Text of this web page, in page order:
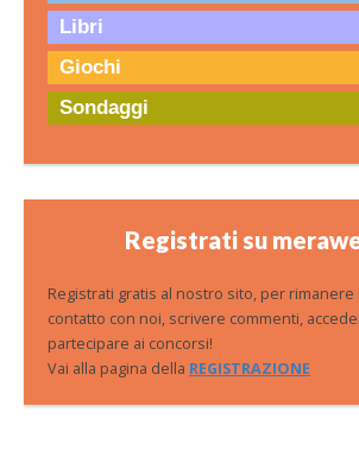
Libri
Giochi
Sondaggi
Registrati su
Registrati gratis al nostro sito, per
contatto con noi, scrivere commenti,
partecipare ai concorsi!
Vai alla pagina della REGISTRAZIONE